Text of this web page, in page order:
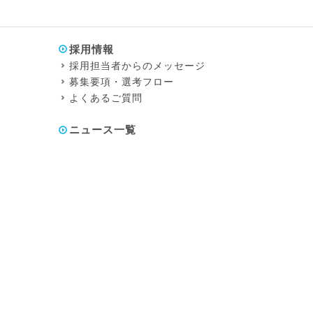
採用情報
採用担当者からのメッセージ
募集要項・選考フロー
よくあるご質問
ニュース一覧